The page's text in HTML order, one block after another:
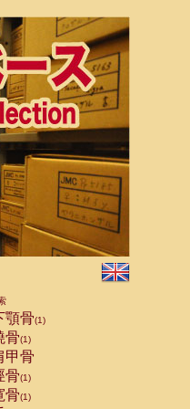
顎骨(1)
骨(1)
甲骨
骨(1)
骨(1)